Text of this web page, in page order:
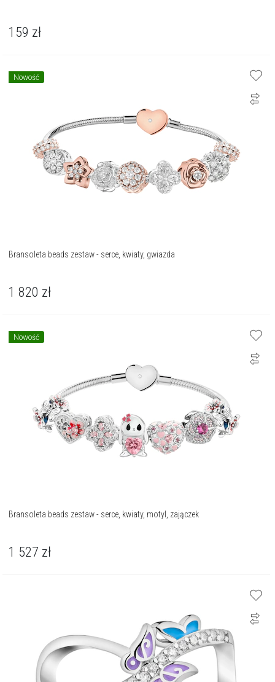
159 zł
Nowość
Bransoleta beads zestaw - serce, kwiaty, gwiazda
1 820 zł
Nowość
Bransoleta beads zestaw - serce, kwiaty, motyl, zajączek
1 527 zł